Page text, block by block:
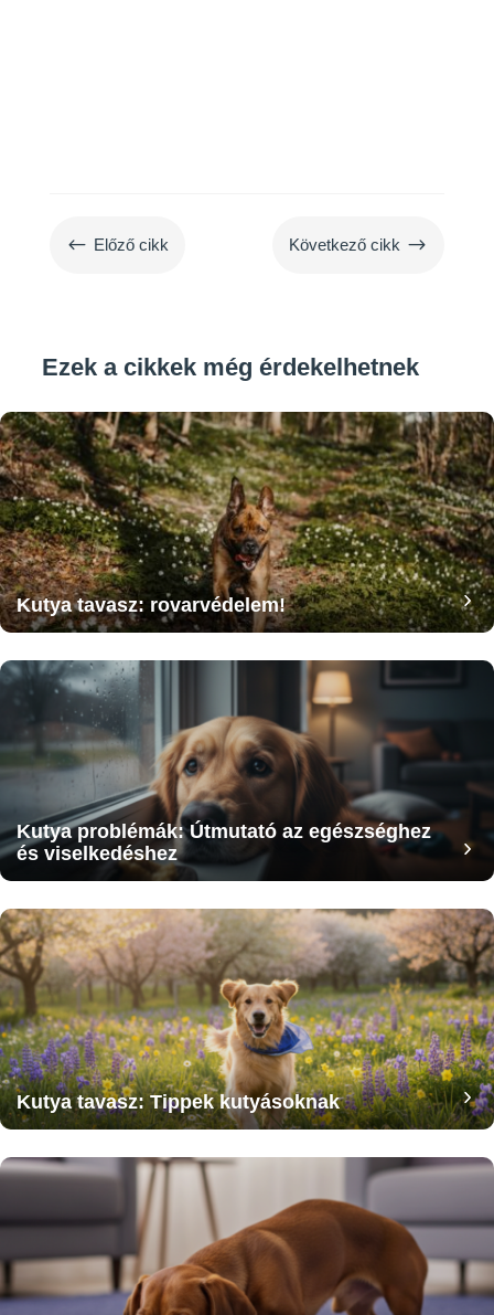
# Előző cikk Következő cikk $
Ezek a cikkek még érdekelhetnek
Kutya tavasz: rovarvédelem!
Kutya problémák: Útmutató az egészséghez
és viselkedéshez
Kutya tavasz: Tippek kutyásoknak